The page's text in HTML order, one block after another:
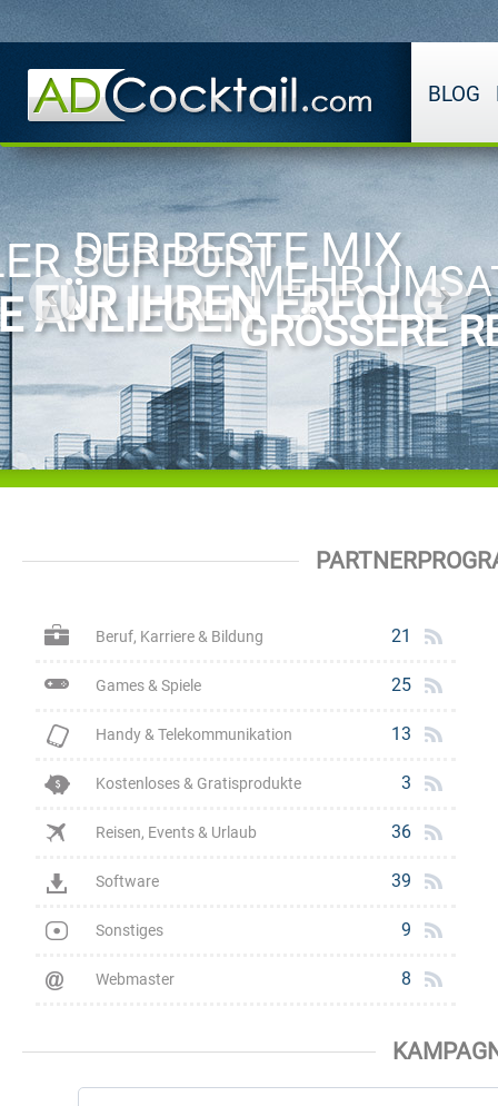
SUPPORT
ANLIEGEN
DER BESTE MIX
FÜR IHREN ERFOLG
MEHR
GRÖSSERE
BLOG
Beruf, Karriere & Bildung 21
Games & Spiele 25
Handy & Telekommunikation 13
Kostenloses & Gratisprodukte 3
Reisen, Events & Urlaub 36
Software 39
Sonstiges 9
Webmaster 8